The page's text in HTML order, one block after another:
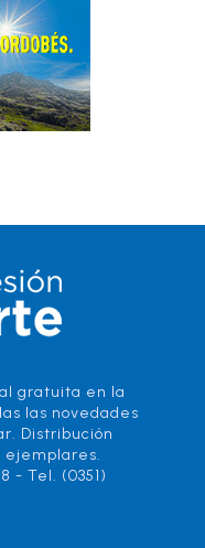
gratuita en la
las novedades
Distribución
ejemplares.
- Tel. (0351)